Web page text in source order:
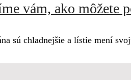
vám, ako
sú chladnejšie a lístie mení